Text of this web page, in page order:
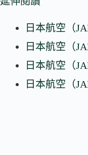
日本航空（
日本航空（
日本航空（
日本航空（